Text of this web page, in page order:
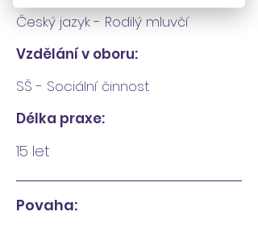
Český jazyk - Rodilý mluvčí
Vzdělání v oboru:
SŠ - Sociální činnost
Délka praxe:
15 let
Povaha: